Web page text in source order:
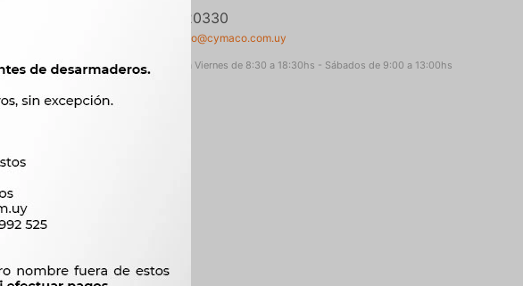
29020330
cymaco@cymaco.com.uy
Lunes a Viernes de 8:30 a 18:30hs - Sábados de 9:00 a 13:00hs